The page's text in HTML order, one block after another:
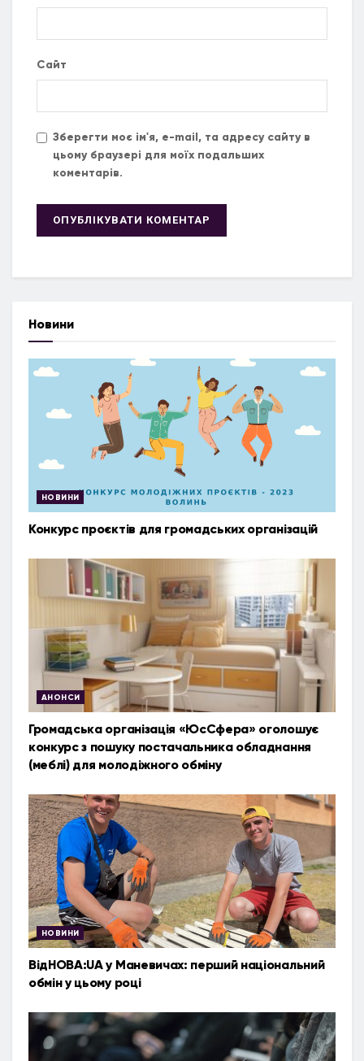
Сайт
Зберегти моє ім'я, e-mail, та адресу сайту в
цьому браузері для моїх подальших
коментарів.
Новини
НОВИНИ
Конкурс проєктів для громадських організацій
АНОНСИ
Громадська організація «ЮсСфера» оголошує
конкурс з пошуку постачальника обладнання
(меблі) для молодіжного обміну
НОВИНИ
ВідНОВА:UA у Маневичах: перший національний
обмін у цьому році